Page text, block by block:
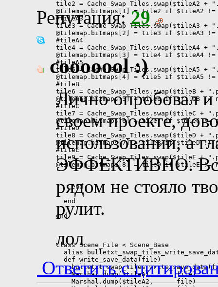
Репутация:29
cooooool :)
Лично опробовал
своем проекте,
использовании, а
ЭФФЕКТИВНО.
рядом не стояло
рулит.
лол
Ответить с